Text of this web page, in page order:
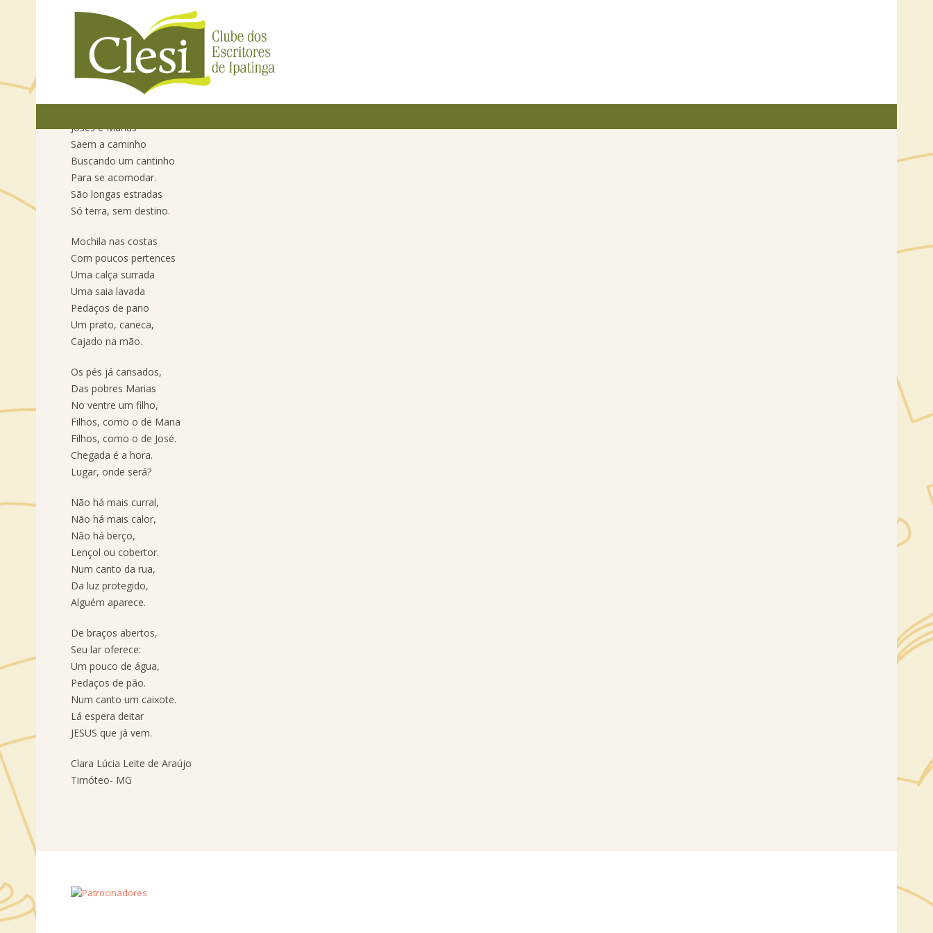
Mais um Natal
Josés e Marias
Saem a caminho
Buscando um cantinho
Para se acomodar.
São longas estradas
Só terra, sem destino.
Mochila nas costas
Com poucos pertences
Uma calça surrada
Uma saia lavada
Pedaços de pano
Um prato, caneca,
Cajado na mão.
Os pés já cansados,
Das pobres Marias
No ventre um filho,
Filhos, como o de Maria
Filhos, como o de José.
Chegada é a hora.
Lugar, onde será?
Não há mais curral,
Não há mais calor,
Não há berço,
Lençol ou cobertor.
Num canto da rua,
Da luz protegido,
Alguém aparece.
De braços abertos,
Seu lar oferece:
Um pouco de água,
Pedaços de pão.
Num canto um caixote.
Lá espera deitar
JESUS que já vem.
Clara Lúcia Leite de Araújo
Timóteo- MG